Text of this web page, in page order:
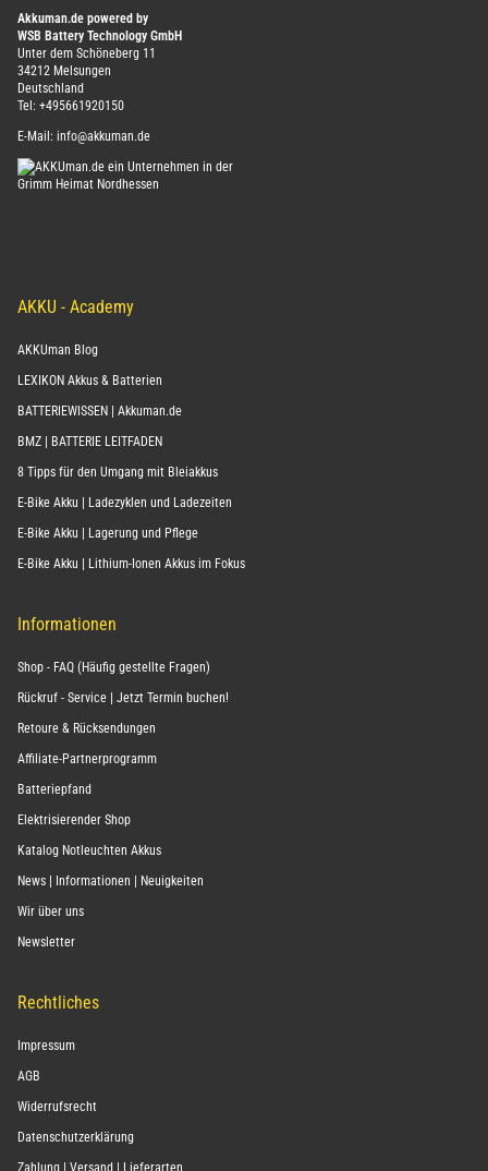
Akkuman.de powered by
WSB Battery Technology GmbH
Unter dem Schöneberg 11
34212 Melsungen
Deutschland
Tel: +495661920150
E-Mail: info@akkuman.de
AKKU - Academy
AKKUman Blog
LEXIKON Akkus & Batterien
BATTERIEWISSEN | Akkuman.de
BMZ | BATTERIE LEITFADEN
8 Tipps für den Umgang mit Bleiakkus
E-Bike Akku | Ladezyklen und Ladezeiten
E-Bike Akku | Lagerung und Pflege
E-Bike Akku | Lithium-Ionen Akkus im Fokus
Informationen
Shop - FAQ (Häufig gestellte Fragen)
Rückruf - Service | Jetzt Termin buchen!
Retoure & Rücksendungen
Affiliate-Partnerprogramm
Batteriepfand
Elektrisierender Shop
Katalog Notleuchten Akkus
News | Informationen | Neuigkeiten
Wir über uns
Newsletter
Rechtliches
Impressum
AGB
Widerrufsrecht
Datenschutzerklärung
Zahlung | Versand | Lieferarten